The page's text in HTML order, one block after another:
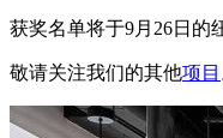
获奖名单将于9月26日的
敬请关注我们的其他项目